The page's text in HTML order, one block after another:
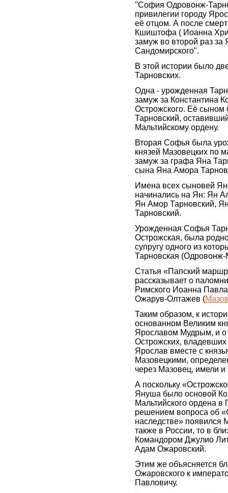
"София Одровонж-
привилегии городу
её отцом. А после
Кшиштофа ( Иоанна
замуж во второй раз за
Сандомирского".
В этой истории было
Тарновских.
Одна - урожденная
замуж за Константина
Острожского. Её
Тарновский,
Мальтийскому ордену.
Вторая Софья была
князей Мазовецких по
замуж за графа Яна
сына Яна Амора
Имена всех сыновей
начинались на Ян: Ян
Ян Амор Тарновский,
Тарновский.
Урожденная Софья
Острожская, была
супругу одного из
Тарновская (Одровонж-
Статья «Папский
рассказывает о
Римского Иоанна
Oжарув-Олтажев (
Таким образом, к
основанном Великим
Ярославом Мудрым, и о
Острожских,
Ярослав вместе с
Мазовецкими,
через Мазовец, имели
А поскольку
Януша было основой
Мальтийского ордена в
решением вопроса об
наследстве» появился
также в России, то в
Командором Джулио
Адам Ожаровский.
Этим же объясняется
Ожаровского к
Павловичу.